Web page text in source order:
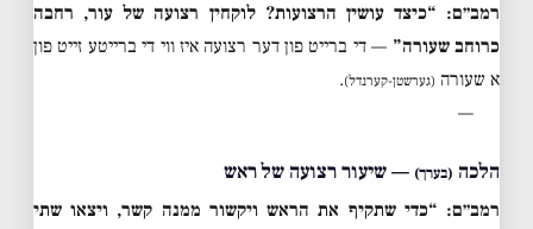
רמב״ם: “כיצד עושין הרצועות? לוקחין רצועה של עור, רחבה
כרוחב שעורה” — די ברייט פון דער רצועה איז ווי די ברייטע זייט פון
א שעורה (גערשטן-קערנדל).
—
הלכה (בערך) — שיעור רצועה של ראש
רמב״ם: “כדי שתקיף את הראש ויקשור ממנה קשר, ויצאו שתי